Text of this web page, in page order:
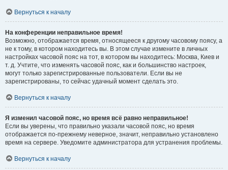
Вернуться к началу
На конференции неправильное время!
Возможно, отображается время, относящееся к другому часовому поясу, а
не к тому, в котором находитесь вы. В этом случае измените в личных
настройках часовой пояс на тот, в котором вы находитесь: Москва, Киев и
т. д. Учтите, что изменять часовой пояс, как и большинство настроек,
могут только зарегистрированные пользователи. Если вы не
зарегистрированы, то сейчас удачный момент сделать это.
Вернуться к началу
Я изменил часовой пояс, но время всё равно неправильное!
Если вы уверены, что правильно указали часовой пояс, но время
отображается по-прежнему неверное, значит, неправильно установлено
время на сервере. Уведомите администратора для устранения проблемы.
Вернуться к началу